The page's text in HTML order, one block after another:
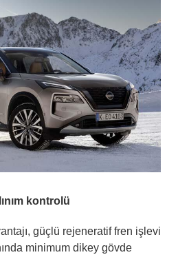
kontrolü
güçlü rejeneratif fren işlevi
minimum dikey gövde